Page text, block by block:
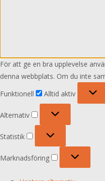
För att ge en bra upplevelse
denna webbplats. Om du inte
Funktionell
Alltid aktiv
Alternativ
Alternativ
Statistik
Statistik
Marknadsföring
Marknadsföring